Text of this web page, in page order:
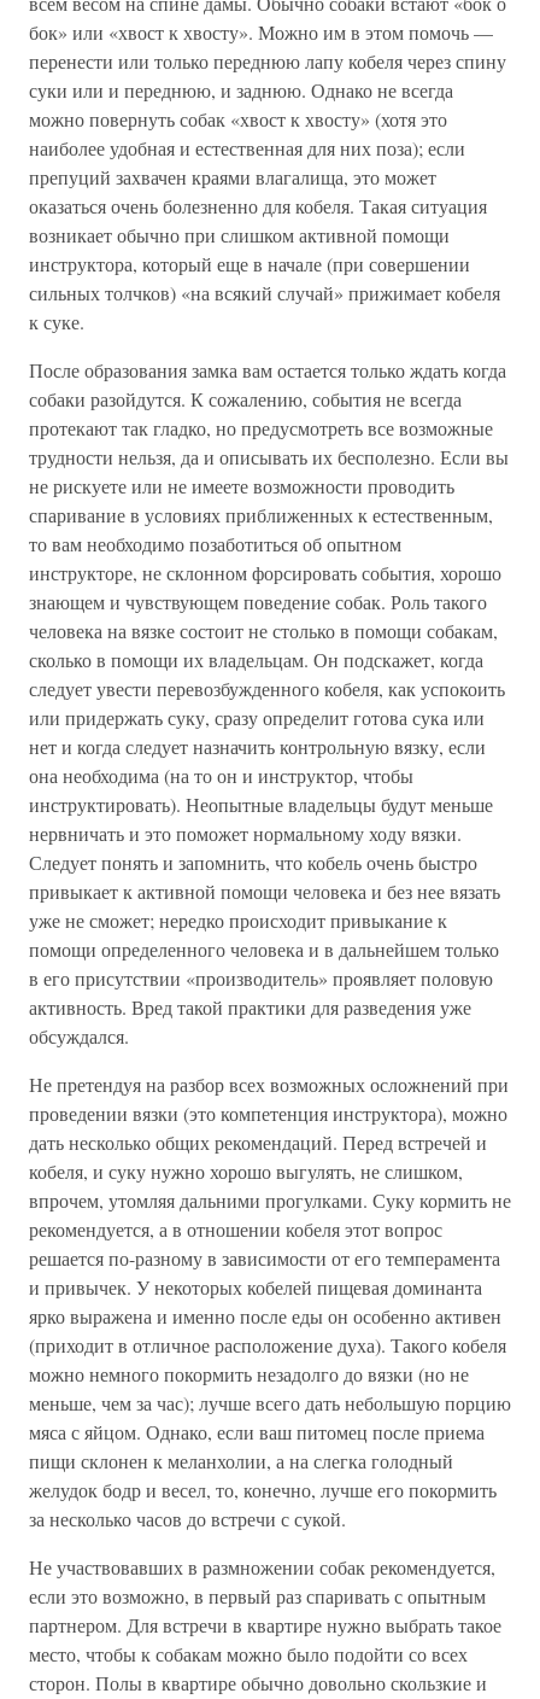
бок» или «хвост к хвосту». Можно им в этом помочь —
перенести или только переднюю лапу кобеля через спину
суки или и переднюю, и заднюю. Однако не всегда
можно повернуть собак «хвост к хвосту» (хотя это
наиболее удобная и естественная для них поза); если
препуций захвачен краями влагалища, это может
оказаться очень болезненно для кобеля. Такая ситуация
возникает обычно при слишком активной помощи
инструктора, который еще в начале (при совершении
сильных толчков) «на всякий случай» прижимает кобеля
к суке.
После образования замка вам остается только ждать когда
собаки разойдутся. К сожалению, события не всегда
протекают так гладко, но предусмотреть все возможные
трудности нельзя, да и описывать их бесполезно. Если вы
не рискуете или не имеете возможности проводить
спаривание в условиях приближенных к естественным,
то вам необходимо позаботиться об опытном
инструкторе, не склонном форсировать события, хорошо
знающем и чувствующем поведение собак. Роль такого
человека на вязке состоит не столько в помощи собакам,
сколько в помощи их владельцам. Он подскажет, когда
следует увести перевозбужденного кобеля, как успокоить
или придержать суку, сразу определит готова сука или
нет и когда следует назначить контрольную вязку, если
она необходима (на то он и инструктор, чтобы
инструктировать). Неопытные владельцы будут меньше
нервничать и это поможет нормальному ходу вязки.
Следует понять и запомнить, что кобель очень быстро
привыкает к активной помощи человека и без нее вязать
уже не сможет; нередко происходит привыкание к
помощи определенного человека и в дальнейшем только
в его присутствии «производитель» проявляет половую
активность. Вред такой практики для разведения уже
обсуждался.
Не претендуя на разбор всех возможных осложнений при
проведении вязки (это компетенция инструктора), можно
дать несколько общих рекомендаций. Перед встречей и
кобеля, и суку нужно хорошо выгулять, не слишком,
впрочем, утомляя дальними прогулками. Суку кормить не
рекомендуется, а в отношении кобеля этот вопрос
решается по-разному в зависимости от его темперамента
и привычек. У некоторых кобелей пищевая доминанта
ярко выражена и именно после еды он особенно активен
(приходит в отличное расположение духа). Такого кобеля
можно немного покормить незадолго до вязки (но не
меньше, чем за час); лучше всего дать небольшую порцию
мяса с яйцом. Однако, если ваш питомец после приема
пищи склонен к меланхолии, а на слегка голодный
желудок бодр и весел, то, конечно, лучше его покормить
за несколько часов до встречи с сукой.
Не участвовавших в размножении собак рекомендуется,
если это возможно, в первый раз спаривать с опытным
партнером. Для встречи в квартире нужно выбрать такое
место, чтобы к собакам можно было подойти со всех
сторон. Полы в квартире обычно довольно скользкие и